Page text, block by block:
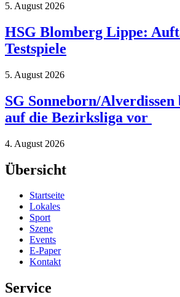
5. August 2026
HSG Blomberg Lippe:
Testspiele
5. August 2026
SG Sonneborn/Alverdissen
auf die Bezirksliga vor
4. August 2026
Übersicht
Startseite
Lokales
Sport
Szene
Events
E-Paper
Kontakt
Service